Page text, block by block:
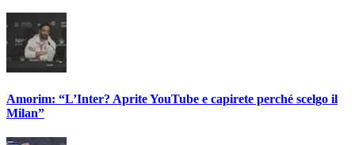
Amorim: “L’Inter? Aprite YouTube e capirete perché scelgo il
Milan”